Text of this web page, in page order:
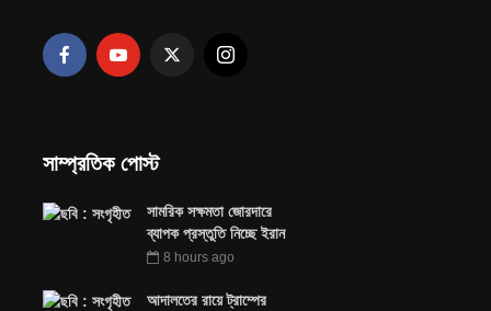
সাম্প্রতিক পোস্ট
সামরিক সক্ষমতা জোরদারে
ব্যাপক প্রস্তুতি নিচ্ছে ইরান
8 hours ago
আদালতের রায়ে ট্রাম্পের